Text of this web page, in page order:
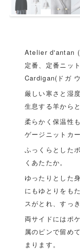
Atelier d'antan (
定番、定番ニッ
Cardigan(ドガ
厳しい寒さと湿
生息する羊から
柔らかく保温性
ゲージニットカ
ふっくらとした
くあたたか。
ゆったりとした
にもゆとりをも
スがとれ、すっ
両サイドにはポ
属のピンで留め
まります。